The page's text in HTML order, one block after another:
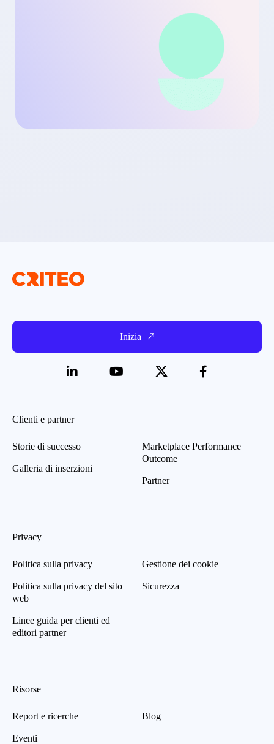
Inizia
Clienti e partner
Storie di successo
Galleria di inserzioni
Marketplace Performance
Outcome
Partner
Privacy
Politica sulla privacy
Politica sulla privacy del sito
web
Linee guida per clienti ed
editori partner
Gestione dei cookie
Sicurezza
Risorse
Report e ricerche
Eventi
Blog